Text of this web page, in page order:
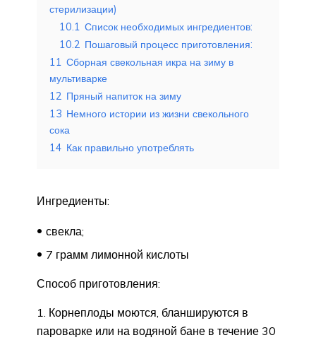
стерилизации)
10.1 Список необходимых ингредиентов:
10.2 Пошаговый процесс приготовления:
11 Сборная свекольная икра на зиму в
мультиварке
12 Пряный напиток на зиму
13 Немного истории из жизни свекольного
сока
14 Как правильно употреблять
Ингредиенты:
свекла;
7 грамм лимонной кислоты
Способ приготовления:
Корнеплоды моются, бланшируются в
пароварке или на водяной бане в течение 30